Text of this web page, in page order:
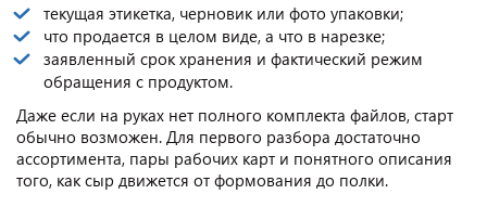
текущая этикетка, черновик или фото упаковки;
что продается в целом виде, а что в нарезке;
заявленный срок хранения и фактический режим
обращения с продуктом.
Даже если на руках нет полного комплекта файлов, старт
обычно возможен. Для первого разбора достаточно
ассортимента, пары рабочих карт и понятного описания
того, как сыр движется от формования до полки.